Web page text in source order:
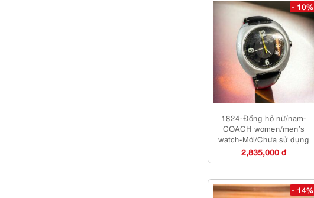
- 10%
1824-Đồng hồ nữ/nam-
COACH women/men’s
watch-Mới/Chưa sử dụng
2,835,000 đ
- 14%